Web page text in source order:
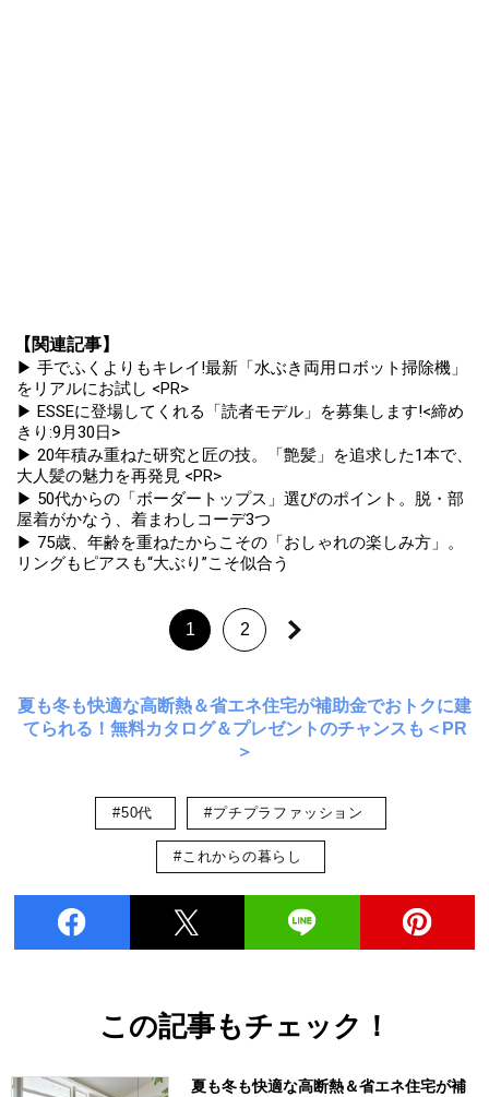
【関連記事】
▶ 手でふくよりもキレイ!最新「水ぶき両用ロボット掃除機」
をリアルにお試し <PR>
▶ ESSEに登場してくれる「読者モデル」を募集します!<締め
きり:9月30日>
▶ 20年積み重ねた研究と匠の技。「艶髪」を追求した1本で、
大人髪の魅力を再発見 <PR>
▶ 50代からの「ボーダートップス」選びのポイント。脱・部
屋着がかなう、着まわしコーデ3つ
▶ 75歳、年齢を重ねたからこその「おしゃれの楽しみ方」。
リングもピアスも“大ぶり”こそ似合う
1 2
夏も冬も快適な高断熱＆省エネ住宅が補助金でおトクに建
てられる！無料カタログ＆プレゼントのチャンスも＜PR
＞
#50代 #プチプラファッション
#これからの暮らし
この記事もチェック！
夏も冬も快適な高断熱＆省エネ住宅が補